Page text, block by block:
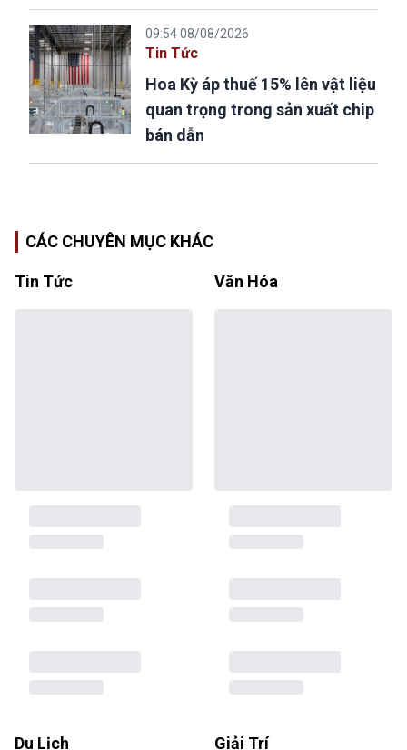
09:54 08/08/2026
Tin Tức
Hoa Kỳ áp thuế 15% lên vật liệu
quan trọng trong sản xuất chip
bán dẫn
CÁC CHUYÊN MỤC KHÁC
Tin Tức Văn Hóa
Du Lịch Giải Trí